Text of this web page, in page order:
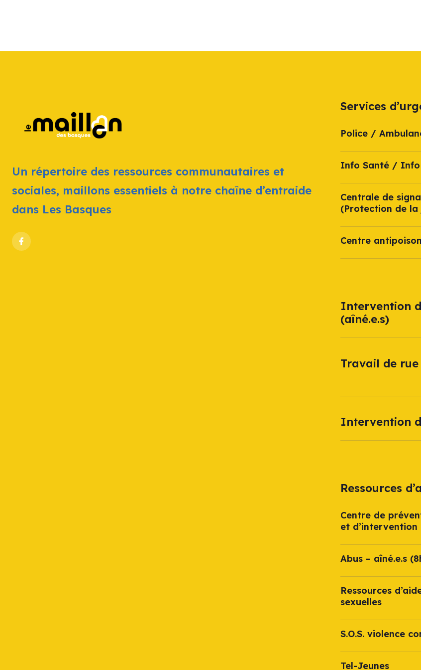
Un répertoire des ressources communautaires et
sociales, maillons essentiels à notre chaîne d’entraide
dans Les Basques
Services
Police /
Info Santé / Info
Centrale de
(Protection de la
Centre
Intervention
(aîné.e.s)
Travail de rue
Intervention
Ressources
Centre de
et d’intervention
Abus – aîné.e.s
Ressources
sexuelles
S.O.S. violence
Tel-Jeunes